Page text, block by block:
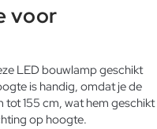
voor
LED bouwlamp geschikt
is handig, omdat je de
155 cm, wat hem geschikt
op hoogte.